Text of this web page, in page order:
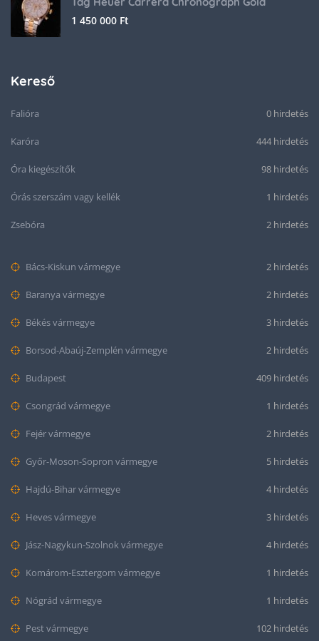
1 450 000 Ft
Kereső
Falióra 0 hirdetés
Karóra 444 hirdetés
Óra kiegészítők 98 hirdetés
Órás szerszám vagy kellék 1 hirdetés
Zsebóra 2 hirdetés
Bács-Kiskun vármegye 2 hirdetés
Baranya vármegye 2 hirdetés
Békés vármegye 3 hirdetés
Borsod-Abaúj-Zemplén vármegye 2 hirdetés
Budapest 409 hirdetés
Csongrád vármegye 1 hirdetés
Fejér vármegye 2 hirdetés
Győr-Moson-Sopron vármegye 5 hirdetés
Hajdú-Bihar vármegye 4 hirdetés
Heves vármegye 3 hirdetés
Jász-Nagykun-Szolnok vármegye 4 hirdetés
Komárom-Esztergom vármegye 1 hirdetés
Nógrád vármegye 1 hirdetés
Pest vármegye 102 hirdetés